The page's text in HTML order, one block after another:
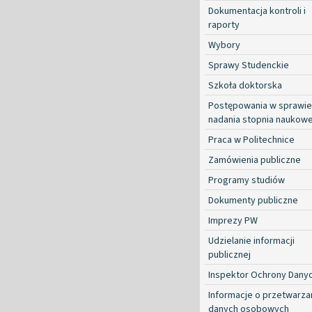
Dokumentacja kontroli i
raporty
Wybory
Sprawy Studenckie
Szkoła doktorska
Postępowania w sprawie
nadania stopnia
Praca w Politechnice
Zamówienia publiczne
Programy studiów
Dokumenty publiczne
Imprezy PW
Udzielanie informacji
publicznej
Inspektor Ochrony
Informacje o
danych osobowych